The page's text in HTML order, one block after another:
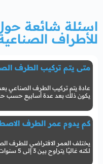
اسئلة شائعة
للأطراف
متى يتم تركيب الطرف
عادة يتم تركيب الطرف الصناعي بعد
يكون ذلك بعد عدة أسابيع حسب
كم يدوم عمر الطرف
يختلف العمر الافتراضي للطرف
لكنه غالبًا يتراوح بين 3 إلى 5 سنوات مع الصيانة والمتابعة الدورية.